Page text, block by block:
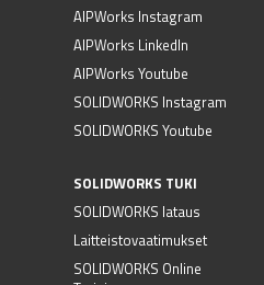
AIPWorks Instagram
AIPWorks LinkedIn
AIPWorks Youtube
SOLIDWORKS Instagram
SOLIDWORKS Youtube
SOLIDWORKS TUKI
SOLIDWORKS lataus
Laitteistovaatimukset
SOLIDWORKS Online